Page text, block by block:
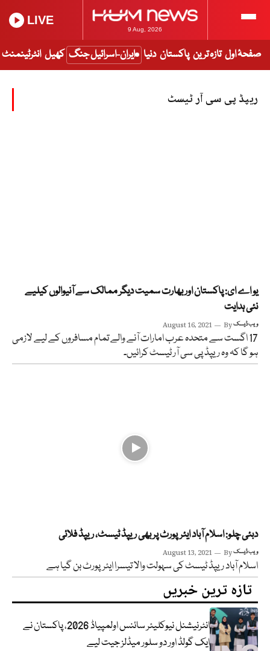
9 Aug, 2026
LIVE
صفحۂ اول تازہ ترین پاکستان دنیا ایران-اسرائیل جنگ کھیل انٹرٹینمنٹ
ریپڈ پی سی آر ٹیسٹ
یو اے ای: پاکستان اور بھارت سمیت دیگر ممالک سے آنیوالوں کیلیے
نئی ہدایت
August 16, 2021 Byویب ڈیسک
17 اگست سے متحدہ عرب امارات آنے والے تمام مسافروں کے لیے لازمی
ہو گا کہ وہ ریپڈ پی سی آر ٹیسٹ کرائیں۔
دبئی چلو: اسلام آباد ایئرپورٹ پر بھی ریپڈ ٹیسٹ، ریپڈ فلائی
August 13, 2021 Byویب ڈیسک
اسلام آباد ریپڈ ٹیسٹ کی سہولت والا تیسرا ایئرپورٹ بن گیا ہے
تازہ ترین خبریں
انٹرنیشنل نیوکلیئر سائنس اولمپیاڈ 2026، پاکستان نے
ایک گولڈ اور دو سلور میڈلز جیت لیے